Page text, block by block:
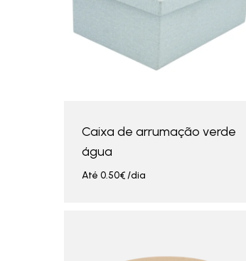
Caixa de arrumação verde
água
Até 0.50€/dia